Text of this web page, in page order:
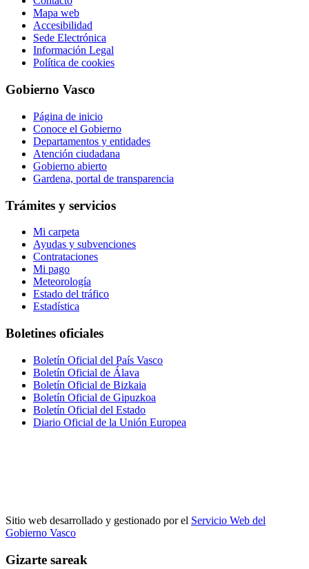
Mapa web
Accesibilidad
Sede Electrónica
Información Legal
Política de cookies
Gobierno Vasco
Página de inicio
Conoce el Gobierno
Departamentos y entidades
Atención ciudadana
Gobierno abierto
Gardena, portal de transparencia
Trámites y servicios
Mi carpeta
Ayudas y subvenciones
Contrataciones
Mi pago
Meteorología
Estado del tráfico
Estadística
Boletines oficiales
Boletín Oficial del País Vasco
Boletín Oficial de Álava
Boletín Oficial de Bizkaia
Boletín Oficial de Gipuzkoa
Boletín Oficial del Estado
Diario Oficial de la Unión Europea
Sitio web desarrollado y gestionado por el Servicio Web del
Gobierno Vasco
Gizarte sareak